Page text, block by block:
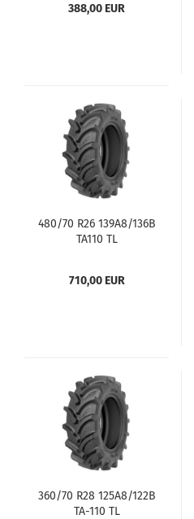
388,00 EUR
480/70 R26 139A8/136B
TA110 TL
710,00 EUR
360/70 R28 125A8/122B
TA-110 TL